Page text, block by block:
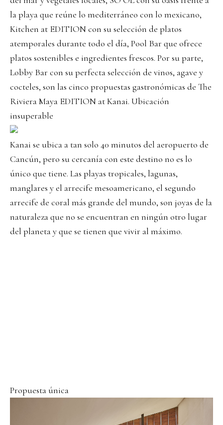
la playa que reúne lo mediterráneo con lo mexicano,
Kitchen at EDITION con su selección de platos
atemporales durante todo el día, Pool Bar que ofrece
platos sostenibles e ingredientes frescos. Por su parte,
Lobby Bar con su perfecta selección de vinos, agave y
cocteles, son las cinco propuestas gastronómicas de The
Riviera Maya EDITION at Kanai. Ubicación
insuperable
Kanai se ubica a tan solo 40 minutos del aeropuerto de
Cancún, pero su cercanía con este destino no es lo
único que tiene. Las playas tropicales, lagunas,
manglares y el arrecife mesoamericano, el segundo
arrecife de coral más grande del mundo, son joyas de la
naturaleza que no se encuentran en ningún otro lugar
del planeta y que se tienen que vivir al máximo.
Propuesta única